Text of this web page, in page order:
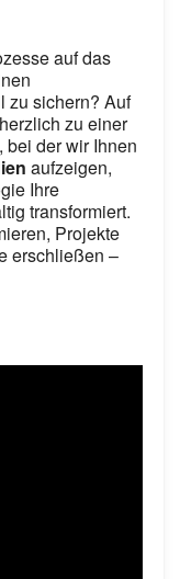
auf das
zu sichern? Auf
zu einer
der wir Ihnen
aufzeigen,
Ihre
transformiert.
Projekte
erschließen –